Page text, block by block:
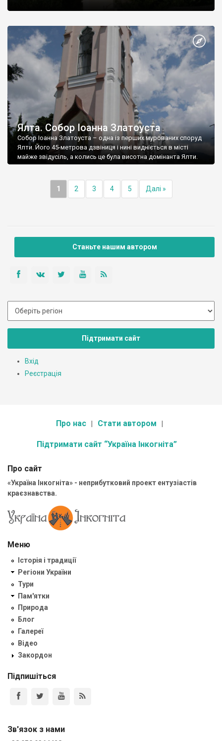
Ялта. Собор Іоанна Златоуста
Собор Іоанна Златоуста – одна із перших мурованих споруд
Ялти. Його 45-метрова дзвіниця і нині видніється в місті
майже звідусіль, а колись це була висотна домінанта Ялти.
1 2 3 4 5 Далі »
Станьте нашим автором
Підтримати сайт
Вхід
Реєстрація
Про нас Стати автором
Підтримати сайт “Україна Інкогніта”
Про сайт
«Україна Інкогніта» - неприбутковий проект ентузіастів
краєзнавства.
Меню
Історія і традиції
Регіони України
Тури
Пам'ятки
Природа
Блог
Галереї
Відео
Закордон
Підпишіться
Зв'язок з нами